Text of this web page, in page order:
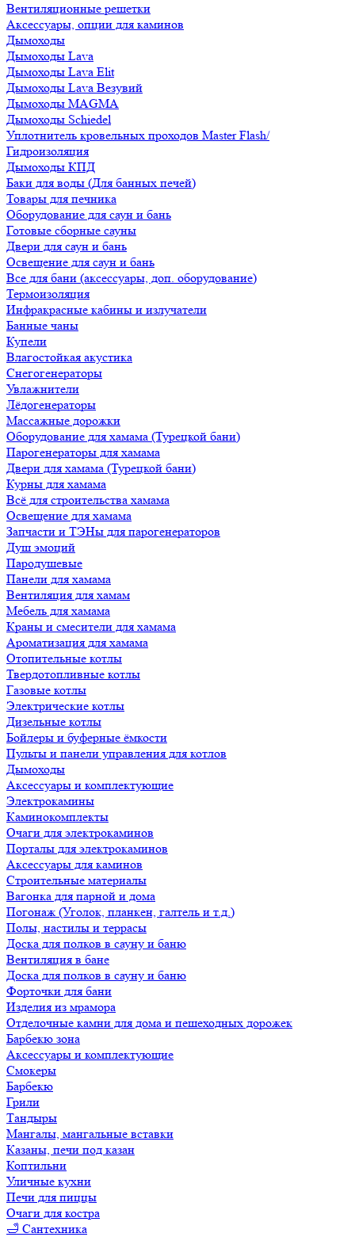
Вентиляционные решетки
Аксессуары, опции для каминов
Дымоходы
Дымоходы Lava
Дымоходы Lava Elit
Дымоходы Lava Везувий
Дымоходы MAGMA
Дымоходы Schiedel
Уплотнитель кровельных проходов Master Flash/
Гидроизоляция
Дымоходы КПД
Баки для воды (Для банных печей)
Товары для печника
Оборудование для саун и бань
Готовые сборные сауны
Двери для саун и бань
Освещение для саун и бань
Все для бани (аксессуары, доп. оборудование)
Термоизоляция
Инфракрасные кабины и излучатели
Банные чаны
Купели
Влагостойкая акустика
Снегогенераторы
Увлажнители
Лёдогенераторы
Массажные дорожки
Оборудование для хамама (Турецкой бани)
Парогенераторы для хамама
Двери для хамама (Турецкой бани)
Курны для хамама
Всё для строительства хамама
Освещение для хамама
Запчасти и ТЭНы для парогенераторов
Душ эмоций
Пародушевые
Панели для хамама
Вентиляция для хамам
Мебель для хамама
Краны и смесители для хамама
Ароматизация для хамама
Отопительные котлы
Твердотопливные котлы
Газовые котлы
Электрические котлы
Дизельные котлы
Бойлеры и буферные ёмкости
Пульты и панели управления для котлов
Дымоходы
Аксессуары и комплектующие
Электрокамины
Каминокомплекты
Очаги для электрокаминов
Порталы для электрокаминов
Аксессуары для каминов
Строительные материалы
Вагонка для парной и дома
Погонаж (Уголок, планкен, галтель и т.д.)
Полы, настилы и террасы
Доска для полков в сауну и баню
Вентиляция в бане
Доска для полков в сауну и баню
Форточки для бани
Изделия из мрамора
Отделочные камни для дома и пешеходных дорожек
Барбекю зона
Аксессуары и комплектующие
Смокеры
Барбекю
Грили
Тандыры
Мангалы, мангальные вставки
Казаны, печи под казан
Коптильни
Уличные кухни
Печи для пиццы
Очаги для костра
🛁 Сантехника